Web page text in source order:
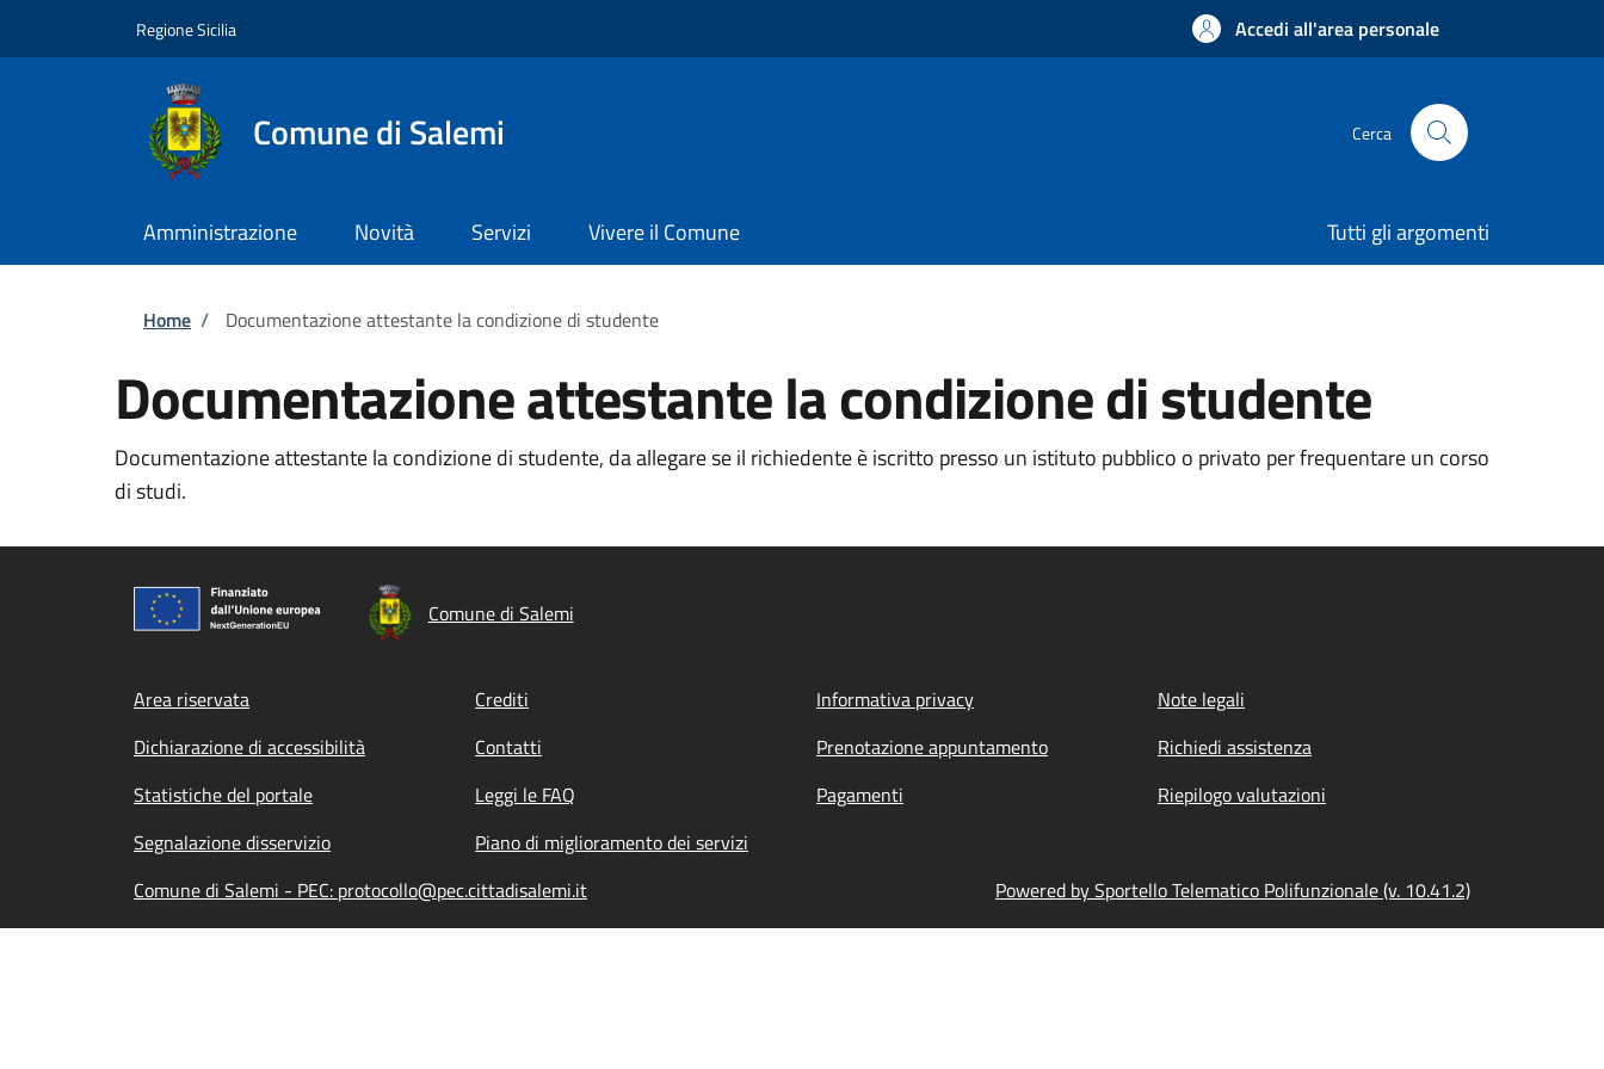
Regione Sicilia Accedi all'area personale
Comune di Salemi Cerca
Amministrazione Novità Servizi Vivere il Comune Tutti gli argomenti
Briciole di pane
Home / Documentazione attestante la condizione di studente
Documentazione attestante la condizione di studente
Documentazione attestante la condizione di studente, da allegare se il richiedente è iscritto presso un istituto pubblico o privato per frequentare un corso
di studi.
Comune di Salemi
Footer menu
Area riservata Crediti Informativa privacy
Note legali
Dichiarazione di accessibilità
Contatti Prenotazione appuntamento
Richiedi assistenza
Statistiche del portale
Leggi le FAQ Pagamenti
Riepilogo valutazioni
Segnalazione disservizio
Piano di miglioramento dei servizi
Comune di Salemi - PEC: protocollo@pec.cittadisalemi.it
Powered by Sportello Telematico Polifunzionale (v. 10.41.2)